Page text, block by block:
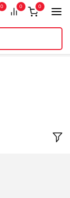
0 0 0